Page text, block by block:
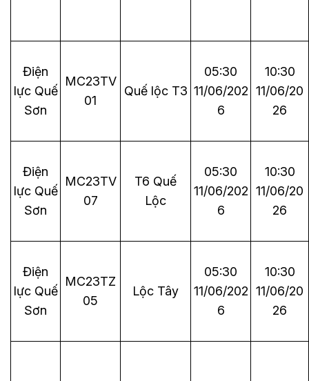
Điện
lực Quế
Sơn
MC23TV
01
Quế lộc T3
05:30
11/06/202
6
10:30
11/06/20
26
Điện
lực Quế
Sơn
MC23TV
07
T6 Quế
Lộc
05:30
11/06/202
6
10:30
11/06/20
26
Điện
lực Quế
Sơn
MC23TZ
05
Lộc Tây
05:30
11/06/202
6
10:30
11/06/20
26